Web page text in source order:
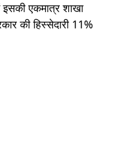
एकमात्र शाखा
की हिस्सेदारी 11%